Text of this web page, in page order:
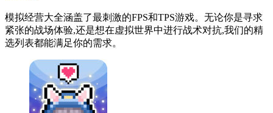
模拟经营大全涵盖了最刺激的FPS和TPS游戏。无论你是寻求
紧张的战场体验,还是想在虚拟世界中进行战术对抗,我们的精
选列表都能满足你的需求。